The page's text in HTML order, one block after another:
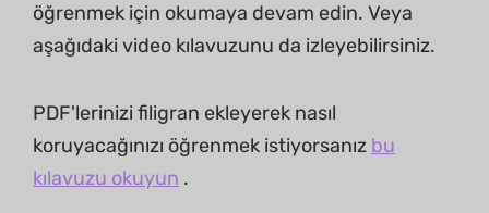
öğrenmek için okumaya devam edin. Veya
aşağıdaki video kılavuzunu da izleyebilirsiniz.
PDF'lerinizi filigran ekleyerek nasıl
koruyacağınızı öğrenmek istiyorsanız bu
kılavuzu okuyun .